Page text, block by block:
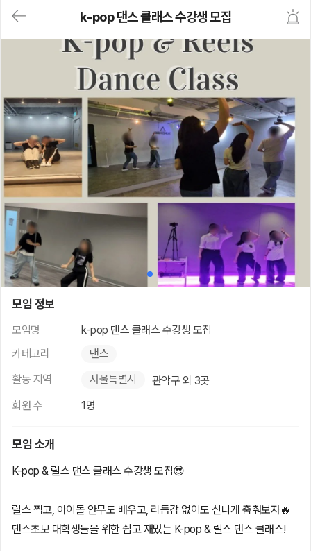
가
임,
게
시
판,
내
모
임,
Y)
본
로
가
기
k-pop 댄스 클래스 수강생 모집
모임 정보
모임명
k-pop 댄스 클래스 수강생 모집
카테고리
댄스
활동 지역
서울특별시
관악구 외 3곳
회원 수
1명
모임 소개
K-pop & 릴스 댄스 클래스 수강생 모집😎
릴스 찍고, 아이돌 안무도 배우고, 리듬감 없이도 신나게 춤춰보자🔥
댄스초보 대학생들을 위한 쉽고 재밌는 K-pop & 릴스 댄스 클래스!